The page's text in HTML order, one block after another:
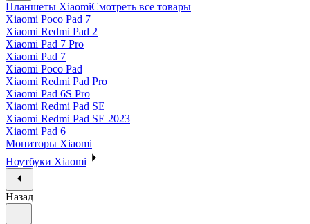
Планшеты XiaomiСмотреть все товары
Xiaomi Poco Pad 7
Xiaomi Redmi Pad 2
Xiaomi Pad 7 Pro
Xiaomi Pad 7
Xiaomi Poco Pad
Xiaomi Redmi Pad Pro
Xiaomi Pad 6S Pro
Xiaomi Redmi Pad SE
Xiaomi Redmi Pad SE 2023
Xiaomi Pad 6
Мониторы Xiaomi
Ноутбуки Xiaomi
Назад